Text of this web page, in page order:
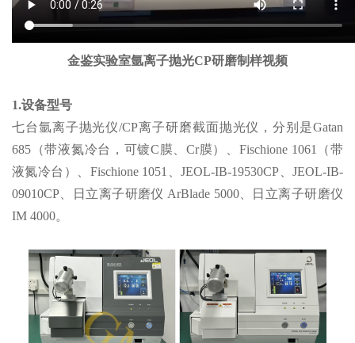
金鉴实验室氩离子抛光CP研磨制样视频
1.设备型号
七台氩离子抛光仪/CP离子研磨截面抛光仪，分别是Gatan
685（带液氮冷台，可镀C膜、Cr膜）、Fischione 1061（带
液氮冷台）、Fischione 1051、JEOL-IB-19530CP、JEOL-IB-
09010CP、日立离子研磨仪 ArBlade 5000、
日立离子研磨仪
IM 4000。